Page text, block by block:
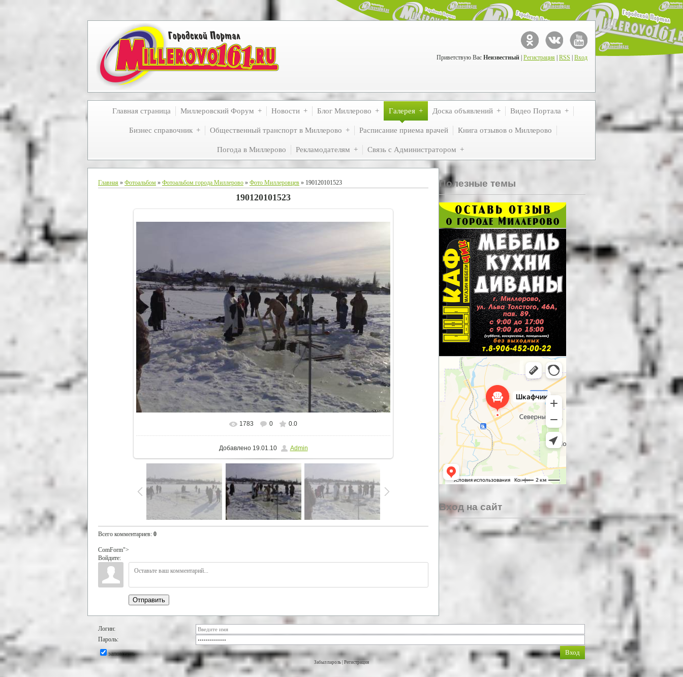
Приветствую Вас Неизвестный Регистрация RSS Вход
Главная страница Миллеровский Форум Новости Блог Миллерово Галерея Доска объявлений Видео Портала
Бизнес справочник Общественный транспорт в Миллерово Расписание приема врачей Книга отзывов о Миллерово
Погода в Миллерово Рекламодателям Связь с Администратором
Главная » Фотоальбом » Фотоальбом города Миллерово » Фото Миллеровцев » 190120101523
190120101523
В реальном размере 1500x1125
1783 0 0.0
Добавлено19.01.10 Admin
Всего комментариев: 0
ComForm">
Войдите:
Отправить
Полезные темы
Вход на сайт
Логин:
Пароль:
запомнить
Забыл пароль Регистрация